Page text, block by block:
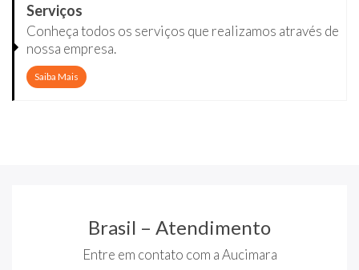
Serviços
Conheça todos os serviços que realizamos através de
nossa empresa.
Saiba Mais
Brasil – Atendimento
Entre em contato com a Aucimara